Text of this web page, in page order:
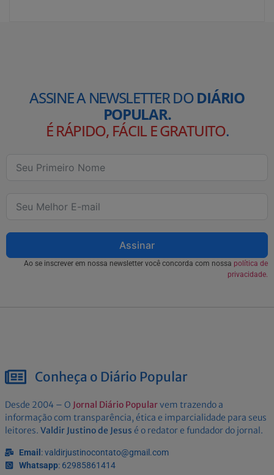
ASSINE A NEWSLETTER DODIÁRIO
POPULAR.
É RÁPIDO, FÁCIL E GRATUITO.
Assinar
Ao se inscrever em nossa newsletter você concorda com nossa política de
privacidade.
Conheça o Diário Popular
Desde 2004 – O Jornal Diário Popularvem trazendo a
informação com transparência, ética e imparcialidade para seus
leitores. Valdir Justino de Jesus é o redator e fundador do jornal.
Email: valdirjustinocontato@gmail.com
Whatsapp: 62985861414